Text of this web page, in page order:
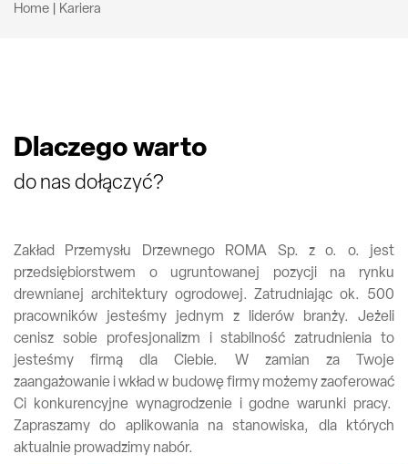
Home Kariera
Dlaczego warto
do nas dołączyć?
Zakład Przemysłu Drzewnego ROMA Sp. z o. o. jest
przedsiębiorstwem o ugruntowanej pozycji na rynku
drewnianej architektury ogrodowej. Zatrudniając ok. 500
pracowników jesteśmy jednym z liderów branży. Jeżeli
cenisz sobie profesjonalizm i stabilność zatrudnienia to
jesteśmy firmą dla Ciebie. W zamian za Twoje
zaangażowanie i wkład w budowę firmy możemy zaoferować
Ci konkurencyjne wynagrodzenie i godne warunki pracy.
Zapraszamy do aplikowania na stanowiska, dla których
aktualnie prowadzimy nabór.